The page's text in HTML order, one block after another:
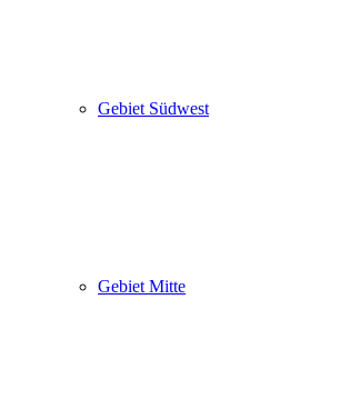
Gebiet Südwest
Gebiet Mitte